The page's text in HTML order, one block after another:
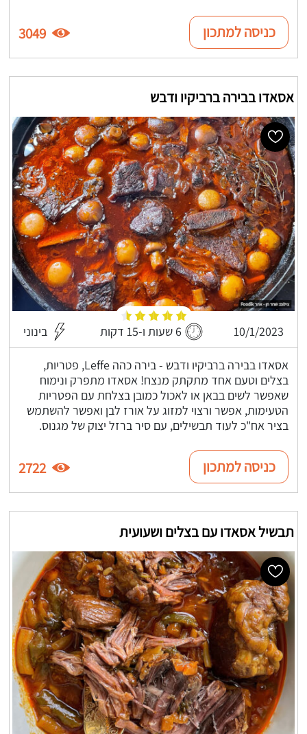
כניסה למתכון 3049
אסאדו בבירה ברביקיו ודבש
10/1/2023 6 שעות ו-15 דקות בינוני
אסאדו בבירה ברביקיו ודבש - בירה כהה Leffe, פטריות,
בצלים וטעם אחד מתקתק מנצח! אסאדו מתפרק ונימוח
שאפשר לשים בבאן או לאכול כמובן בצלחת עם הפטריות
הטעימות, אפשר ורצוי למזוג על אורז לבן ואפשר להשתמש
בציר אח"כ לעוד תבשילים, עם סיר ברזל יצוק של מגנוס.
כניסה למתכון 2722
תבשיל אסאדו עם בצלים ושעועית